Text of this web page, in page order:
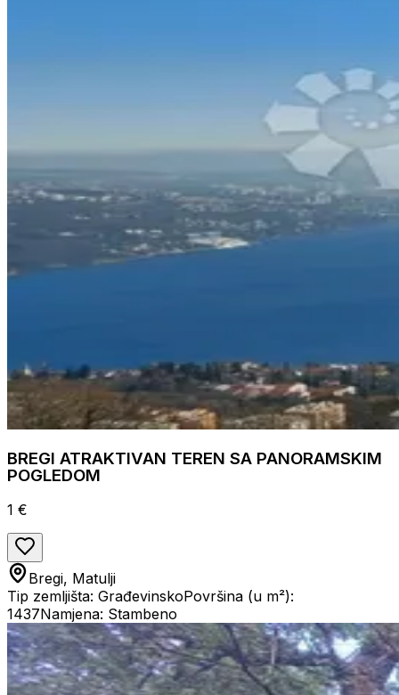
BREGI ATRAKTIVAN TEREN SA PANORAMSKIM
POGLEDOM
1 €
Bregi, Matulji
Tip zemljišta: GrađevinskoPovršina (u m²):
1437Namjena: Stambeno